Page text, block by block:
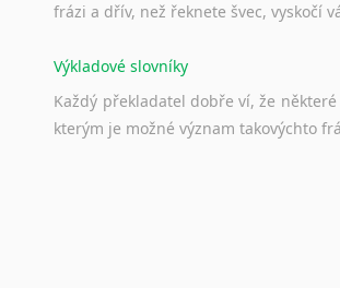
frázi a dřív, než řeknete švec, vyskočí
Výkladové slovníky
Každý překladatel dobře ví, že některé
kterým je možné význam takovýchto